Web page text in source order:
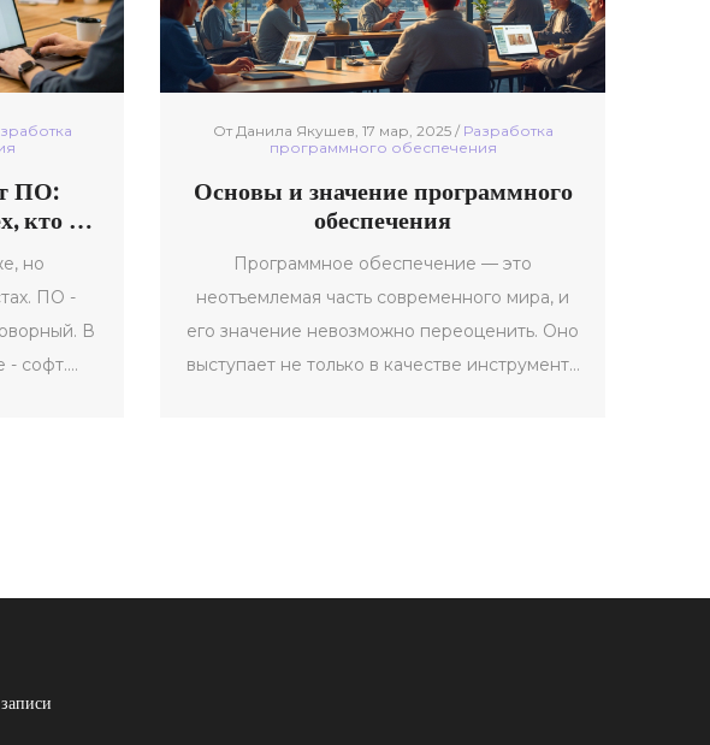
ПО:
кто не
но
ПО -
В
- софт.
От Данила Якушев, 17 мар, 2025 / Разработка
программного обеспечения
Основы и значение программного
обеспечения
Программное обеспечение — это
неотъемлемая часть современного мира, и
его значение невозможно переоценить. Оно
выступает не только в качестве инструмента
практическое понимание программ и их